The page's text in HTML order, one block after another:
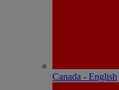
Canada - English